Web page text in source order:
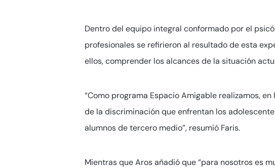
Dentro del equipo integral conformado por el
profesionales se refirieron al resultado de esta
ellos, comprender los alcances de la situación
“Como programa Espacio Amigable realizamos,
de la discriminación que enfrentan los
alumnos de tercero medio”, resumió Faris.
Mientras que Aros añadió que “para nosotros es